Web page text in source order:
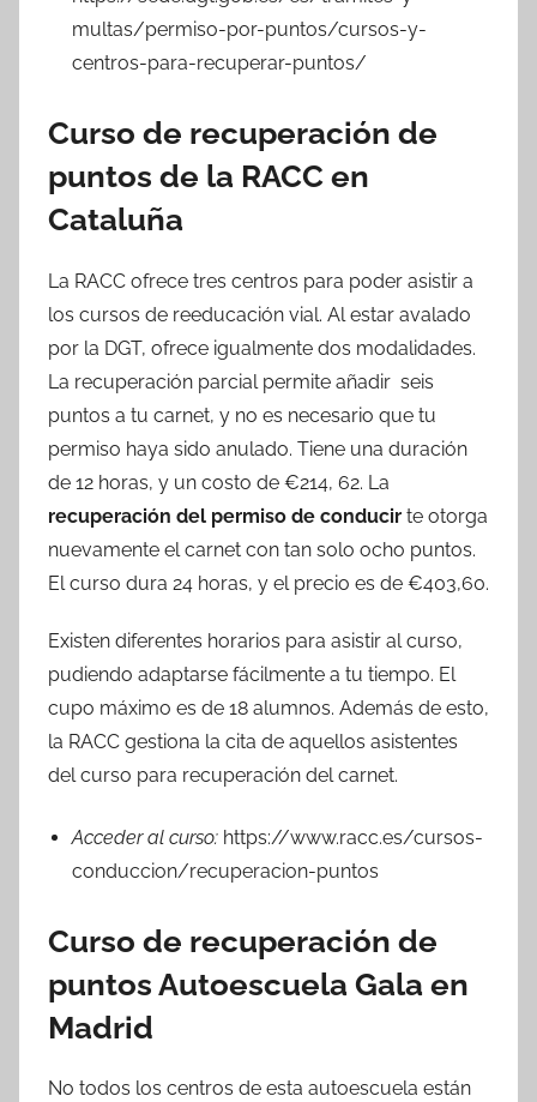
multas/permiso-por-puntos/cursos-y-
centros-para-recuperar-puntos/
Curso de recuperación de
puntos de la RACC en
Cataluña
La RACC ofrece tres centros para poder asistir a
los cursos de reeducación vial. Al estar avalado
por la DGT, ofrece igualmente dos modalidades.
La recuperación parcial permite añadir seis
puntos a tu carnet, y no es necesario que tu
permiso haya sido anulado. Tiene una duración
de 12 horas, y un costo de €214, 62. La
recuperación del permiso de conducir te otorga
nuevamente el carnet con tan solo ocho puntos.
El curso dura 24 horas, y el precio es de €403,60.
Existen diferentes horarios para asistir al curso,
pudiendo adaptarse fácilmente a tu tiempo. El
cupo máximo es de 18 alumnos. Además de esto,
la RACC gestiona la cita de aquellos asistentes
del curso para recuperación del carnet.
Acceder al curso: https://www.racc.es/cursos-
conduccion/recuperacion-puntos
Curso de recuperación de
puntos Autoescuela Gala en
Madrid
No todos los centros de esta autoescuela están